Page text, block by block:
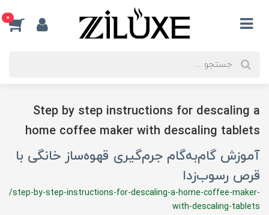
0
Step by step instructions for descaling a
home coffee maker with descaling tablets
آموزش گام‌به‌گام جرم‌گیری قهوه‌ساز خانگی با
قرص رسوب‌زدا
/step-by-step-instructions-for-descaling-a-home-coffee-maker-
with-descaling-tablets